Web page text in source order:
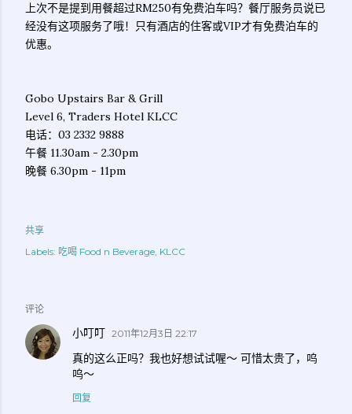
上次不是提到用餐超过RM250有免费泊车吗？餐厅服务员说已
经没有这项服务了哦！只有酒店的住客或VIP才有免费泊车的
优惠。
Gobo Upstairs Bar & Grill
Level 6, Traders Hotel KLCC
电话：03 2332 9888
午餐 11.30am - 2.30pm
晚餐 6.30pm - 11pm
共享
Labels: 吃喝 Food n Beverage KLCC
评论
小叮叮 2011年12月3日 22:17
真的这么正吗？我也好想试试喔～ 可惜太贵了，呜
呜～
回复